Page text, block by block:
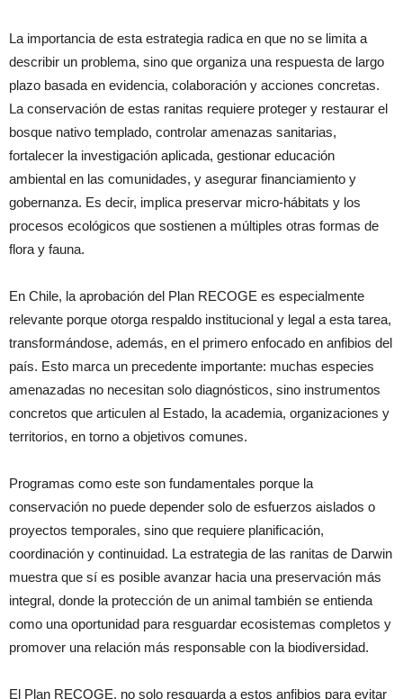
La importancia de esta estrategia radica en que no se limita a
describir un problema, sino que organiza una respuesta de largo
plazo basada en evidencia, colaboración y acciones concretas.
La conservación de estas ranitas requiere proteger y restaurar el
bosque nativo templado, controlar amenazas sanitarias,
fortalecer la investigación aplicada, gestionar educación
ambiental en las comunidades, y asegurar financiamiento y
gobernanza. Es decir, implica preservar micro-hábitats y los
procesos ecológicos que sostienen a múltiples otras formas de
flora y fauna.
En Chile, la aprobación del Plan RECOGE es especialmente
relevante porque otorga respaldo institucional y legal a esta tarea,
transformándose, además, en el primero enfocado en anfibios del
país. Esto marca un precedente importante: muchas especies
amenazadas no necesitan solo diagnósticos, sino instrumentos
concretos que articulen al Estado, la academia, organizaciones y
territorios, en torno a objetivos comunes.
Programas como este son fundamentales porque la
conservación no puede depender solo de esfuerzos aislados o
proyectos temporales, sino que requiere planificación,
coordinación y continuidad. La estrategia de las ranitas de Darwin
muestra que sí es posible avanzar hacia una preservación más
integral, donde la protección de un animal también se entienda
como una oportunidad para resguardar ecosistemas completos y
promover una relación más responsable con la biodiversidad.
El Plan RECOGE, no solo resguarda a estos anfibios para evitar